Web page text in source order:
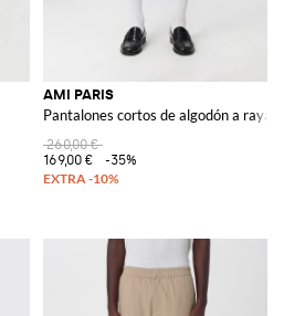
AMI PARIS
Pantalones cortos de algodón a rayas
260,00 €
169,00 €
-35%